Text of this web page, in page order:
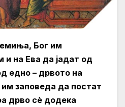
Бог им
на Ева да јадат од
едно – дрвото на
заповеда да постат
дрво сè додека